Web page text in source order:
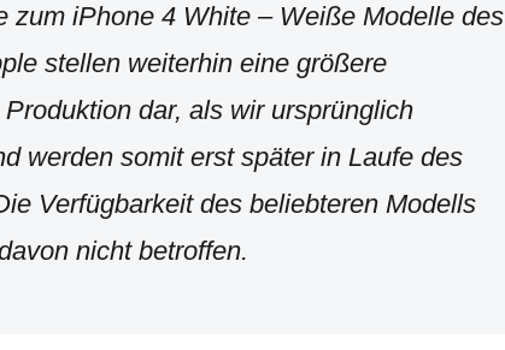
zum iPhone 4 White – Weiße Modelle des
stellen weiterhin eine größere
dar, als wir ursprünglich
werden somit erst später in Laufe des
Verfügbarkeit des beliebteren Modells
nicht betroffen.